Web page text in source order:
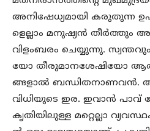
അനിഷേധ്യമായി കരുതുന്ന
ളെല്ലാം മനുഷ്യൻ തീർത്തും
വിളംബരം ചെയ്യുന്നു.
യോ തീരുമാനശേഷിയോ
ങ്ങളാൽ ബന്ധിതനാണവൻ.
വിധിയുടെ ഇര. ഇവാൻ പാവ്
കൃതിയിലുള്ള മറ്റെല്ലാ